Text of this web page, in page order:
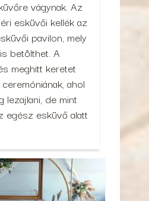
vágynak. Az
esküvői kellék az
pavilon, mely
betölthet. A
meghitt keretet
ahol
de mint
egész esküvő alatt